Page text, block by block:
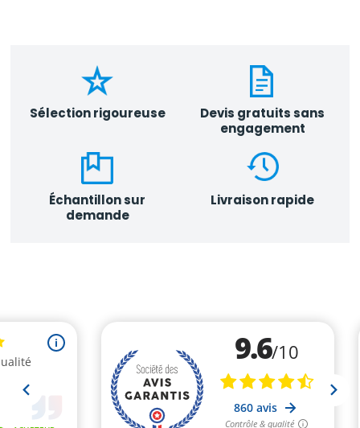
Sélection rigoureuse
Devis gratuits sans
engagement
Échantillon sur
demande
Livraison rapide